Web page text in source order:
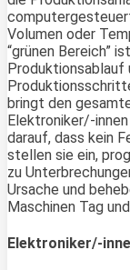
Volumen oder
“grünen Bereich”
Produktionsablauf
bringt den
Elektroniker/-
darauf, dass kein
stellen sie ein,
zu
Ursache und
Maschinen Tag
Elektroniker/-